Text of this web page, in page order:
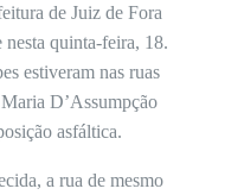
de Juiz de Fora
nesta quinta-feira, 18.
estiveram nas ruas
D’Assumpção
asfáltica.
a rua de mesmo